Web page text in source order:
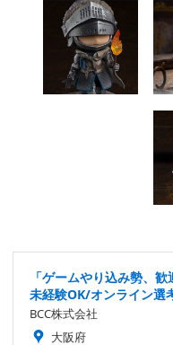
「ゲームやり込み勢、
未経験OK/オンライン選
BCC株式会社
大阪府